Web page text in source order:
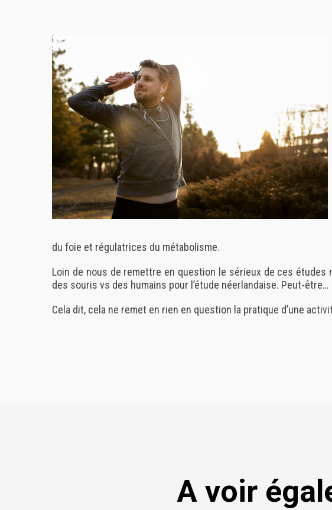
du foie et régulatrices du métabolisme.
Loin de nous de remettre en question le sérieux de ces
des souris vs des humains pour l’étude néerlandaise. Peut-être…
Cela dit, cela ne remet en rien en question la pratique d’une
A voir